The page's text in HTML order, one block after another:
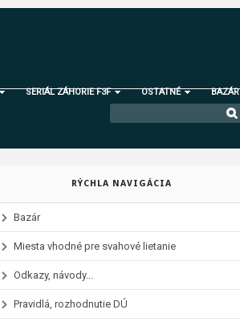
SERIÁL ZÁHORIE F3F OSTATNÉ BAZÁR
RÝCHLA NAVIGÁCIA
Bazár
Miesta vhodné pre svahové lietanie
Odkazy, návody...
Pravidlá, rozhodnutie DÚ